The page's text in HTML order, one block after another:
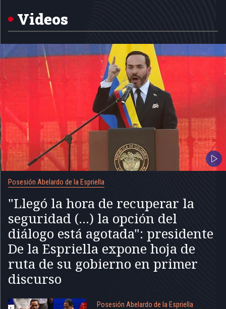
Videos
Posesión Abelardo de la Espriella
"Llegó la hora de recuperar la
seguridad (...) la opción del
diálogo está agotada": presidente
De la Espriella expone hoja de
ruta de su gobierno en primer
discurso
Posesión Abelardo de la Espriella